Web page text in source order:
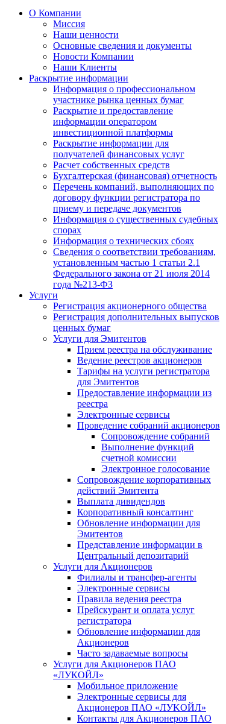
О Компании
Миссия
Наши ценности
Основные сведения и документы
Новости Компании
Наши Клиенты
Раскрытие информации
Информация о профессиональном
участнике рынка ценных бумаг
Раскрытие и предоставление
информации оператором
инвестиционной платформы
Раскрытие информации для
получателей финансовых услуг
Расчет собственных средств
Бухгалтерская (финансовая) отчетность
Перечень компаний, выполняющих по
договору функции регистратора по
приему и передаче документов
Информация о существенных судебных
спорах
Информация о технических сбоях
Сведения о соответствии требованиям,
установленным частью 1 статьи 2.1
Федерального закона от 21 июля 2014
года №213-ФЗ
Услуги
Регистрация акционерного общества
Регистрация дополнительных выпусков
ценных бумаг
Услуги для Эмитентов
Прием реестра на обслуживание
Ведение реестров акционеров
Тарифы на услуги регистратора
для Эмитентов
Предоставление информации из
реестра
Электронные сервисы
Проведение собраний акционеров
Сопровождение собраний
Выполнение функций
счетной комиссии
Электронное голосование
Сопровождение корпоративных
действий Эмитента
Выплата дивидендов
Корпоративный консалтинг
Обновление информации для
Эмитентов
Представление информации в
Центральный депозитарий
Услуги для Акционеров
Филиалы и трансфер-агенты
Электронные сервисы
Правила ведения реестра
Прейскурант и оплата услуг
регистратора
Обновление информации для
Акционеров
Часто задаваемые вопросы
Услуги для Акционеров ПАО
«ЛУКОЙЛ»
Мобильное приложение
Электронные сервисы для
Акционеров ПАО «ЛУKOЙЛ»
Контакты для Акционеров ПАО